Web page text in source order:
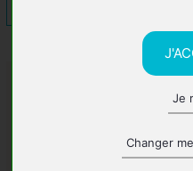
Je
Changer
A lire